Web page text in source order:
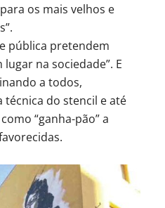
os mais velhos e
pública pretendem
na sociedade”. E
a todos,
técnica do stencil e até
“ganha-pão” a